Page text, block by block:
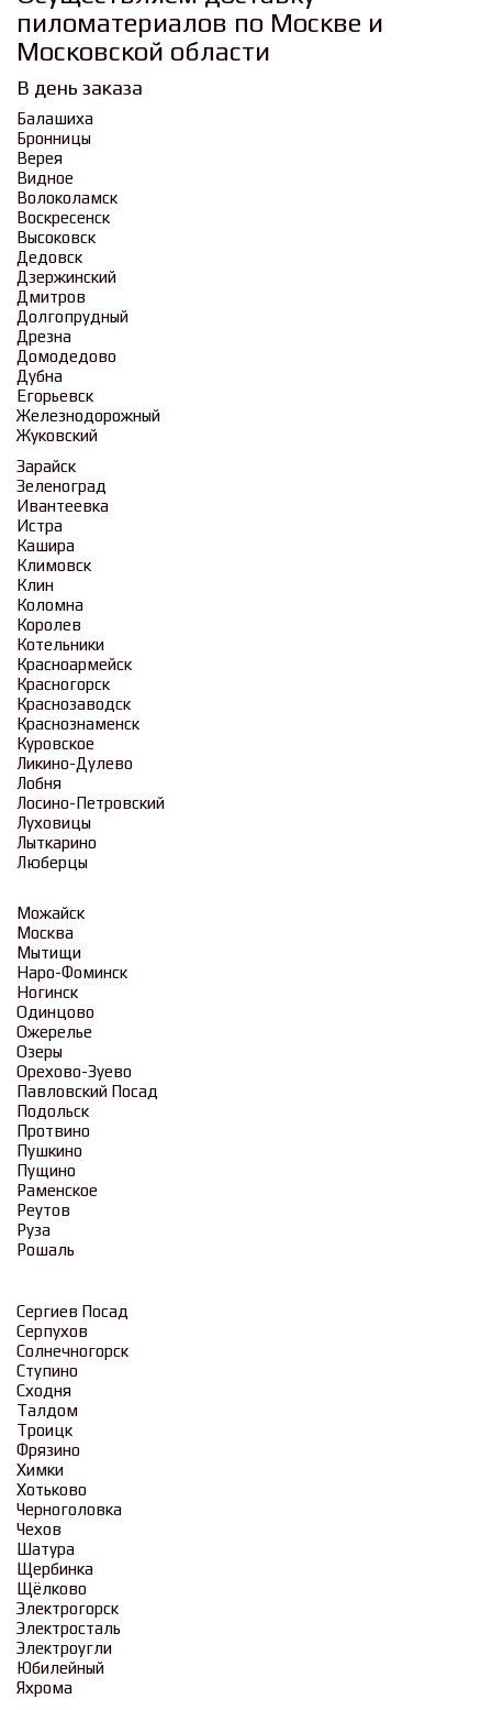
пиломатериалов по Москве и
Московской области
В день заказа
Балашиха
Бронницы
Верея
Видное
Волоколамск
Воскресенск
Высоковск
Дедовск
Дзержинский
Дмитров
Долгопрудный
Дрезна
Домодедово
Дубна
Егорьевск
Железнодорожный
Жуковский
Зарайск
Зеленоград
Ивантеевка
Истра
Кашира
Климовск
Клин
Коломна
Королев
Котельники
Красноармейск
Красногорск
Краснозаводск
Краснознаменск
Куровское
Ликино-Дулево
Лобня
Лосино-Петровский
Луховицы
Лыткарино
Люберцы
Можайск
Москва
Мытищи
Наро-Фоминск
Ногинск
Одинцово
Ожерелье
Озеры
Орехово-Зуево
Павловский Посад
Подольск
Протвино
Пушкино
Пущино
Раменское
Реутов
Руза
Рошаль
Сергиев Посад
Серпухов
Солнечногорск
Ступино
Сходня
Талдом
Троицк
Фрязино
Химки
Хотьково
Черноголовка
Чехов
Шатура
Щербинка
Щёлково
Электрогорск
Электросталь
Электроугли
Юбилейный
Яхрома